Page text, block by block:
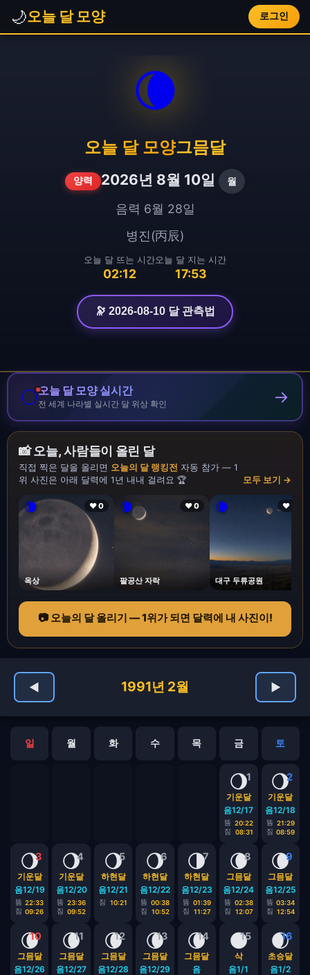
🌙오늘 달 모양 로그인
🌘
오늘 달 모양그믐달
양력 2026년 8월 10일 월
음력 6월 28일
병진(丙辰)
오늘 달 뜨는 시간
02:12
오늘 달 지는 시간
17:53
🔭 2026-08-10 달 관측법
🌕오늘 달 모양 실시간
전 세계 나라별 실시간 달 위상 확인 →
📸 오늘, 사람들이 올린 달
직접 찍은 달을 올리면 오늘의 달 랭킹전 자동 참가 — 1
위 사진은 아래 달력에 1년 내내 걸려요 🏆
모두 보기 →
🌘 ❤ 0
옥상
🌘 ❤ 0
팔공산 자락
🌘 ❤ 1
대구 두류공원
📷 오늘의 달 올리기 — 1위가 되면 달력에 내 사진이!
◀ 1991년 2월 ▶
일 월 화 수 목 금 토
1
🌖
기운달
음12/17
뜸 20:22
짐
08:31
2
🌖
기운달
음12/18
뜸 21:29
짐 08:59
3
🌖
기운달
음12/19
뜸 22:33
짐 09:26
4
🌖
기운달
음12/20
뜸 23:36
짐 09:52
5
🌖
하현달
음12/21
짐 10:21
6
🌖
하현달
음12/22
뜸 00:38
짐
10:52
7
🌗
하현달
음12/23
뜸 01:39
짐
11:27
8
🌘
그믐달
음12/24
뜸 02:38
짐
12:07
9
🌘
그믐달
음12/25
뜸 03:34
짐 12:54
10
🌘
그믐달
음12/26
11
🌘
그믐달
음12/27
12
🌘
그믐달
음12/28
13
🌘
그믐달
음12/29
14
🌘
그믐달
음
15
🌑
삭
음1/1
16
🌒
초승달
음1/2